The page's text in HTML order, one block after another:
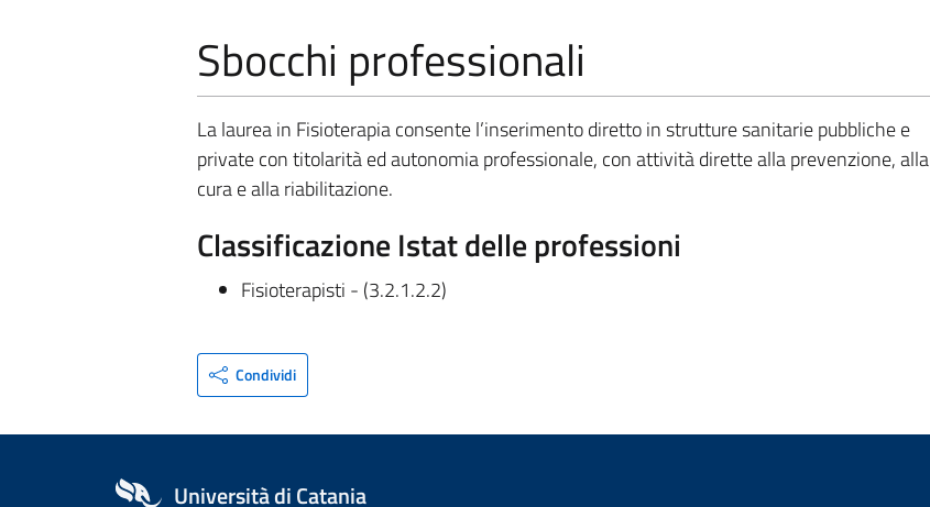
Sbocchi professionali
La laurea in Fisioterapia consente l’inserimento diretto in strutture sanitarie pubbliche e
private con titolarità ed autonomia professionale, con attività dirette alla prevenzione, alla
cura e alla riabilitazione.
Classificazione Istat delle professioni
Fisioterapisti - (3.2.1.2.2)
Condividi
Università di Catania